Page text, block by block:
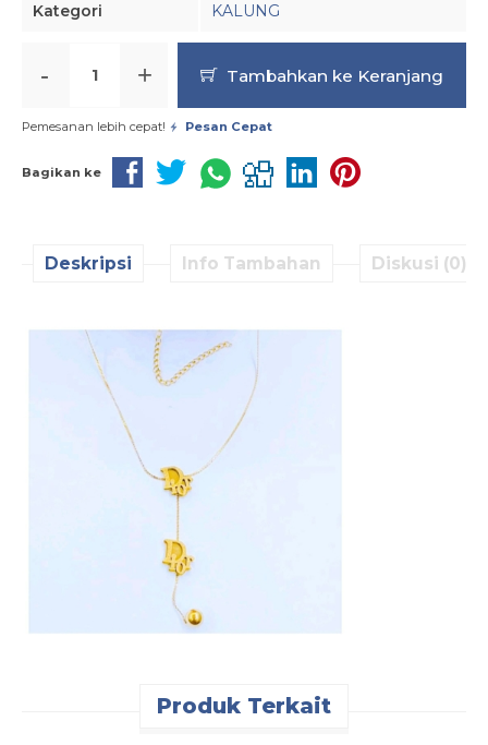
Kategori KALUNG
- + Tambahkan ke Keranjang
Pemesanan lebih cepat! Pesan Cepat
Bagikan ke
Deskripsi Info Tambahan Diskusi (0)
Produk Terkait